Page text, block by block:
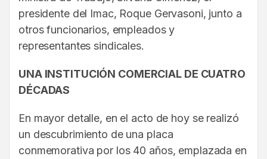
presidente del Imac, Roque Gervasoni, junto a
otros funcionarios, empleados y
representantes sindicales.
UNA INSTITUCIÓN COMERCIAL DE CUATRO
DÉCADAS
En mayor detalle, en el acto de hoy se realizó
un descubrimiento de una placa
conmemorativa por los 40 años, emplazada en